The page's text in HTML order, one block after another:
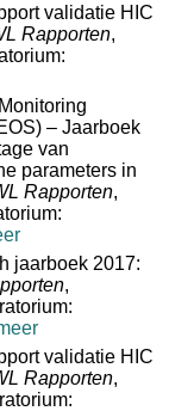
validatie HIC
Rapporten,
– Jaarboek
van
parameters in
Rapporten,
jaarboek 2017:
,
validatie HIC
Rapporten,